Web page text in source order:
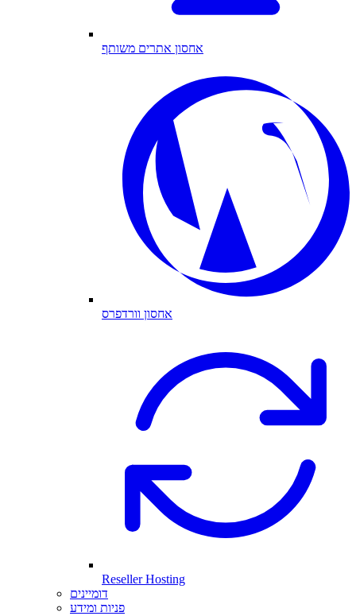
אחסון אתרים משותף
אחסון וורדפרס
Reseller Hosting
דומיינים
פניות ומידע